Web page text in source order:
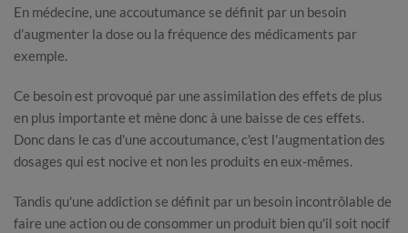
En médecine, une accoutumance se définit par un besoin
d'augmenter la dose ou la fréquence des médicaments par
exemple.
Ce besoin est provoqué par une assimilation des effets de plus
en plus importante et mène donc à une baisse de ces effets.
Donc dans le cas d'une accoutumance, c'est l'augmentation des
dosages qui est nocive et non les produits en eux-mêmes.
Tandis qu'une addiction se définit par un besoin incontrôlable de
faire une action ou de consommer un produit bien qu'il soit nocif